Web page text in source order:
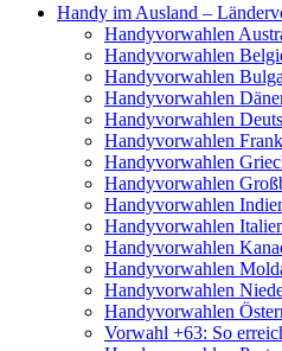
Handy im Ausland –
Handyvorwahlen
Handyvorwahlen
Handyvorwahlen
Handyvorwahlen
Handyvorwahlen
Handyvorwahlen
Handyvorwahlen
Handyvorwahlen
Handyvorwahlen
Handyvorwahlen
Handyvorwahlen
Handyvorwahlen
Handyvorwahlen
Handyvorwahlen
Vorwahl +63: So